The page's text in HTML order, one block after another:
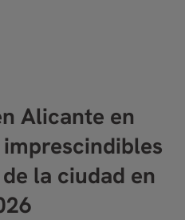
Alicante en
la ciudad en